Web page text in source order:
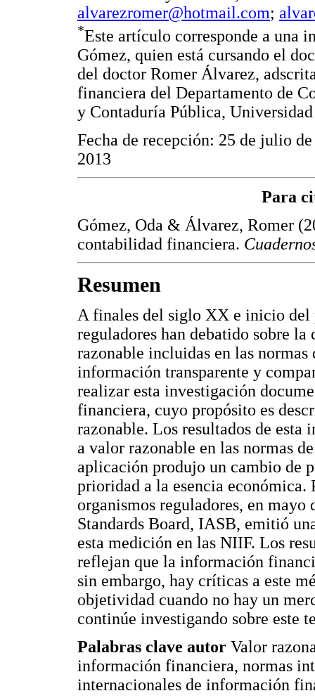
alvarezromer@hotmail.com;
*Este artículo corresponde a una
Gómez, quien está cursando el
del doctor Romer Álvarez,
financiera del Departamento de
y Contaduría Pública,
Fecha de recepción: 25 de julio
2013
Para
Gómez, Oda & Álvarez, Romer
contabilidad financiera.
Resumen
A finales del siglo XX e inicio del
reguladores han debatido sobre
razonable incluidas en las
información transparente y
realizar esta investigación
financiera, cuyo propósito es
razonable. Los resultados de
a valor razonable en las normas
aplicación produjo un cambio de
prioridad a la esencia
organismos reguladores, en
Standards Board, IASB, emitió
esta medición en las NIIF. Los
reflejan que la información
sin embargo, hay críticas a este
objetividad cuando no hay un
continúe investigando sobre este
Palabras clave autor Valor
información financiera, normas
internacionales de información